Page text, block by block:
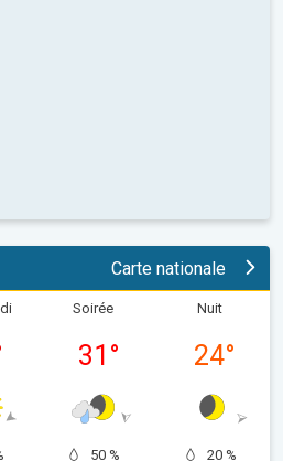
Carte nationale
Soirée
31 °
50 %
Nuit
24°
20 %